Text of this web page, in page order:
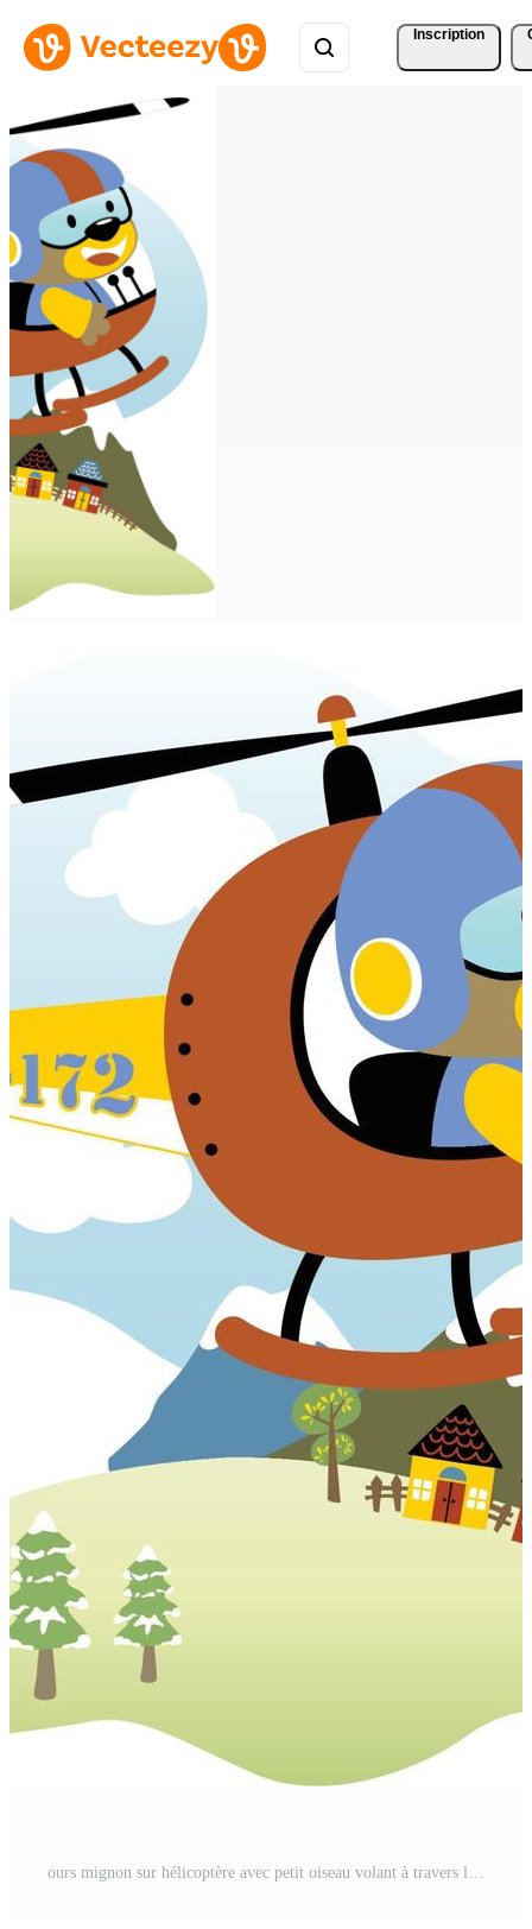
Inscription
ours mignon sur hélicoptère avec petit oiseau volant à travers le village, illustration vectorielle de dessin animé Vecteur Pro et SVG Pro